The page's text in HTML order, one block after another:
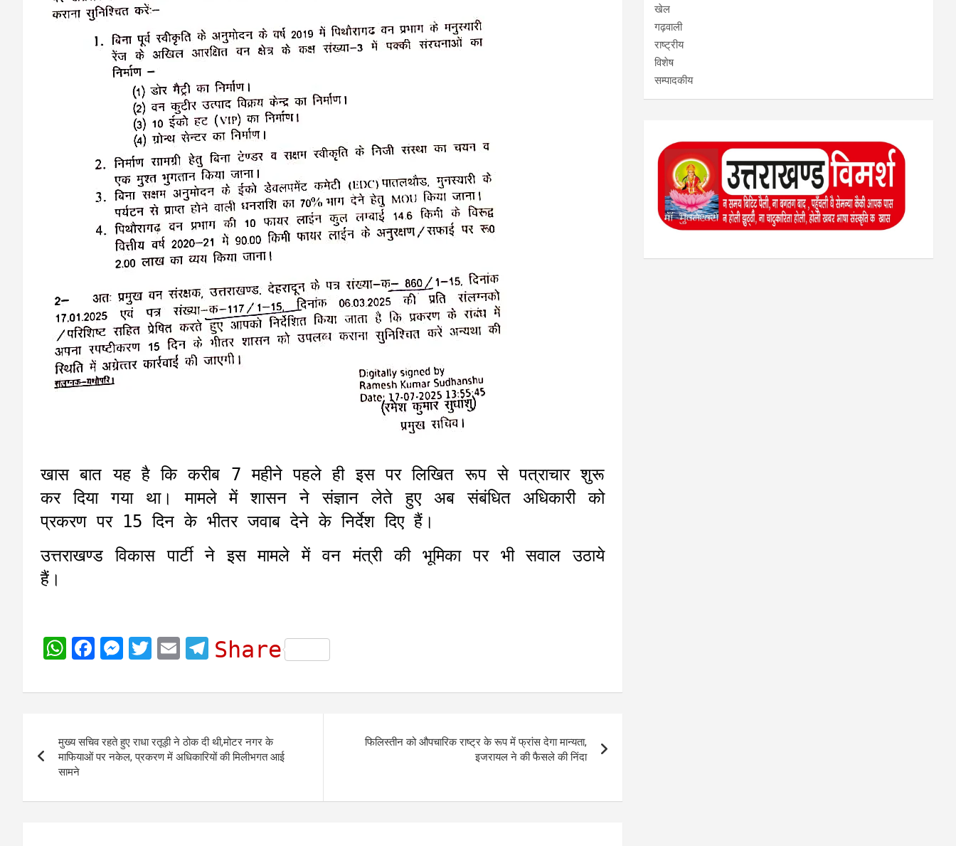
खास बात यह है कि करीब 7 महीने पहले ही इस पर लिखित रूप से पत्राचार शुरू
कर दिया गया था। मामले में शासन ने संज्ञान लेते हुए अब संबंधित अधिकारी को
प्रकरण पर 15 दिन के भीतर जवाब देने के निर्देश दिए हैं।
उत्तराखण्ड विकास पार्टी ने इस मामले में वन मंत्री की भूमिका पर भी सवाल उठाये
हैं।
W
a
s
A
p
p
F
c
b
o
k
M
s
e
n
e
T
i
t
e
E
a
l
T
l
g
r
m
Share
navigation
मुख्य सचिव रहते हुए राधा रतूड़ी ने ठोक दी थी,मोटर नगर के
माफियाओं पर नकेल, प्रकरण में अधिकारियों की मिलीभगत आई
सामने
फिलिस्तीन को औपचारिक राष्ट्र के रूप में फ्रांस देगा मान्यता,
इजरायल ने की फैसले की निंदा
खेल
गढ़वाली
राष्ट्रीय
विशेष
सम्पादकीय